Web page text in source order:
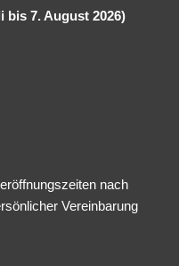
bis 7. August 2026)
nach
Vereinbarung